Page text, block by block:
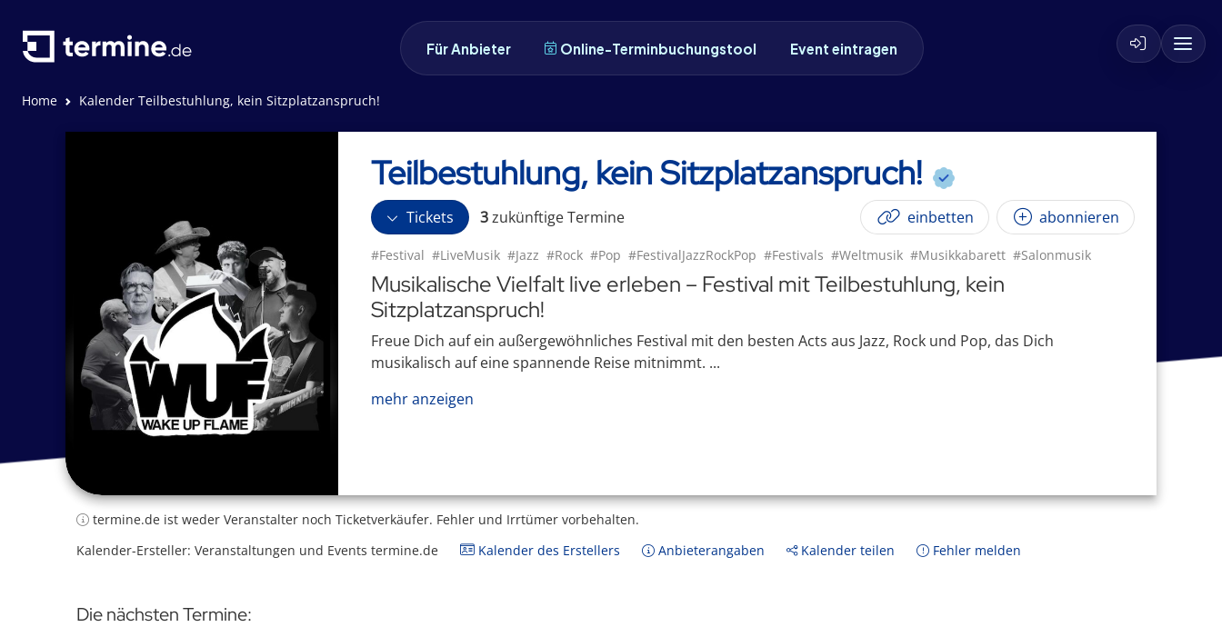
Für Anbieter Online-Terminbuchungstool Event eintragen
Home Kalender Teilbestuhlung, kein Sitzplatzanspruch!
Teilbestuhlung, kein Sitzplatzanspruch!
Tickets 3zukünftigeTermine einbetten abonnieren
#Festival #LiveMusik #Jazz #Rock #Pop #FestivalJazzRockPop #Festivals #Weltmusik #Musikkabarett #Salonmusik
Musikalische Vielfalt live erleben – Festival mit Teilbestuhlung, kein
Sitzplatzanspruch!
Freue Dich auf ein außergewöhnliches Festival mit den besten Acts aus Jazz, Rock und Pop, das Dich
musikalisch auf eine spannende Reise mitnimmt. ...
mehr anzeigen
termine.de ist weder Veranstalter noch Ticketverkäufer. Fehler und Irrtümer vorbehalten.
Kalender-Ersteller: Veranstaltungen und Events termine.de
Kalender des Erstellers Anbieterangaben Kalender teilen Fehler melden
Die nächsten Termine: